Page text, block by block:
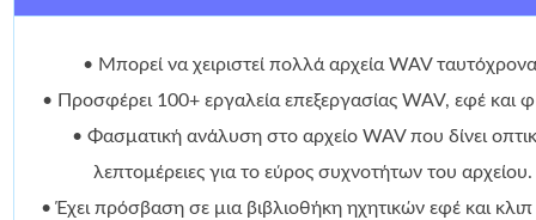
• Μπορεί να χειριστεί πολλά αρχεία WAV
• Προσφέρει 100+ εργαλεία επεξεργασίας WAV, εφέ και
• Φασματική ανάλυση στο αρχείο WAV που δίνει
λεπτομέρειες για το εύρος συχνοτήτων του αρχείου.
• Έχει πρόσβαση σε μια βιβλιοθήκη ηχητικών εφέ και κλιπ